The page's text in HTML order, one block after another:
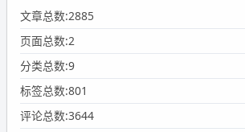
文章总数:2885
页面总数:2
分类总数:9
标签总数:801
评论总数:3644